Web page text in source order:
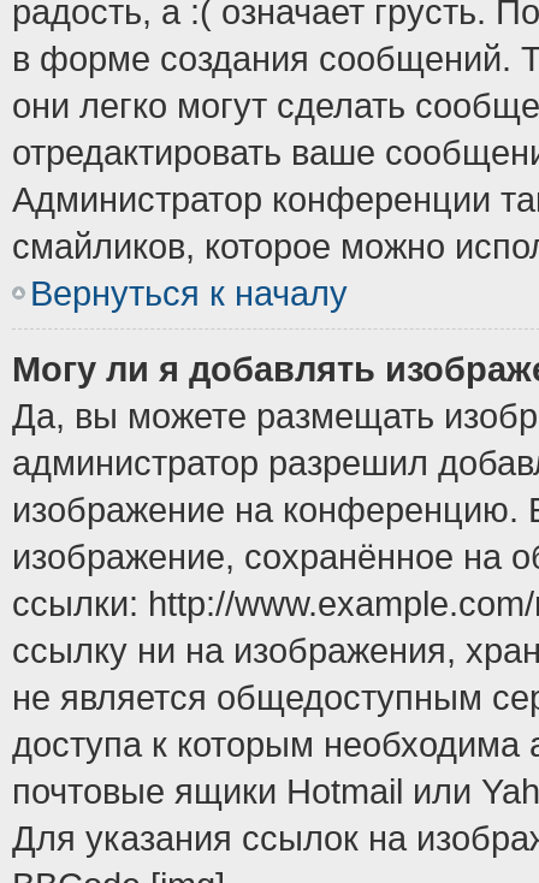
радость, а :( означает грусть.
в форме создания сообщений.
они легко могут сделать
отредактировать ваше
Администратор конференции
смайликов, которое можно
Вернуться к началу
Могу ли я добавлять
Да, вы можете размещать
администратор разрешил
изображение на конференцию.
изображение, сохранённое на
ссылки: http://
ссылку ни на изображения,
не является общедоступным
доступа к которым
почтовые ящики Hotmail или
Для указания ссылок на